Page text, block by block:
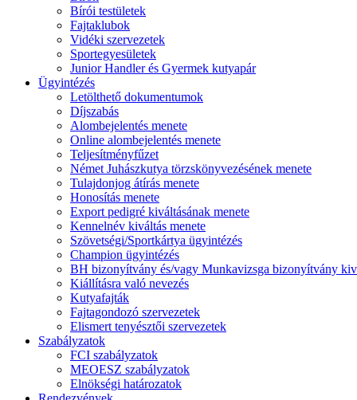
Bírói testületek
Fajtaklubok
Vidéki szervezetek
Sportegyesületek
Junior Handler és Gyermek kutyapár
Ügyintézés
Letölthető dokumentumok
Díjszabás
Alombejelentés menete
Online alombejelentés menete
Teljesítményfűzet
Német Juhászkutya törzskönyvezésének menete
Tulajdonjog átírás menete
Honosítás menete
Export pedigré kiváltásának menete
Kennelnév kiváltás menete
Szövetségi/Sportkártya ügyintézés
Champion ügyintézés
BH bizonyítvány és/vagy Munkavizsga bizonyítvány
Kiállításra való nevezés
Kutyafajták
Fajtagondozó szervezetek
Elismert tenyésztői szervezetek
Szabályzatok
FCI szabályzatok
MEOESZ szabályzatok
Elnökségi határozatok